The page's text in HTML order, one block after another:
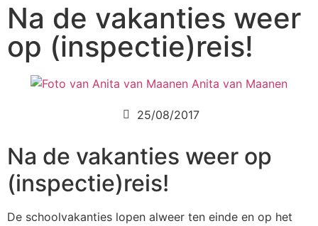
Na de vakanties weer
op (inspectie)reis!
Anita van Maanen
25/08/2017
Na de vakanties weer op
(inspectie)reis!
De schoolvakanties lopen alweer ten einde en op het